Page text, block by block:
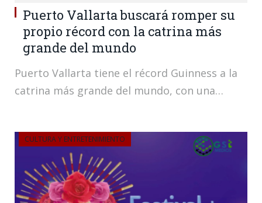
Puerto Vallarta buscará romper su
propio récord con la catrina más
grande del mundo
Puerto Vallarta tiene el récord Guinness a la
catrina más grande del mundo, con una…
CULTURA Y ENTRETENIMIENTO